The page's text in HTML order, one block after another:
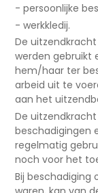
- persoonlijke
- werkkledij.
De
werden gebruikt
hem/haar ter
arbeid uit te
aan het
De
beschadigingen
regelmatig
noch voor het
Bij